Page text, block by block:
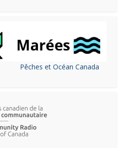
Pêches et Océan Canada